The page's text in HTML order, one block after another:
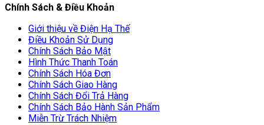
Chính Sách & Điều Khoản
Giới thiệu về Điện Hạ Thế
Điều Khoản Sử Dụng
Chính Sách Bảo Mật
Hình Thức Thanh Toán
Chính Sách Hóa Đơn
Chính Sách Giao Hàng
Chính Sách Đổi Trả Hàng
Chính Sách Bảo Hành Sản Phẩm
Miễn Trừ Trách Nhiệm